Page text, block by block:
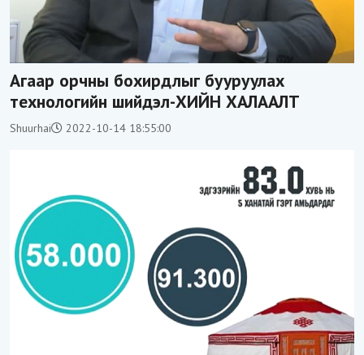
Агаар орчны бохирдлыг бууруулах
технологийн шийдэл-ХИЙН ХАЛААЛТ
Shuurhai 2022-10-14 18:55:00